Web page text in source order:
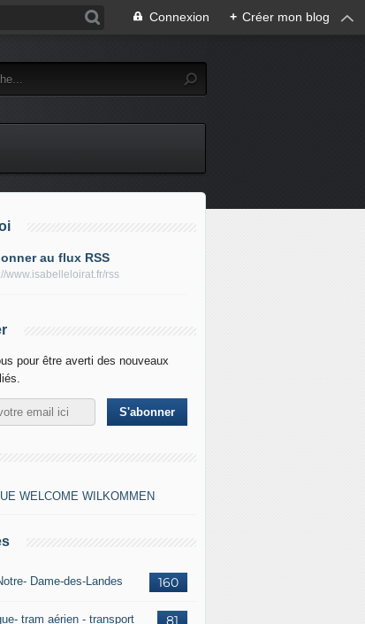
Connexion + Créer mon blog
au flux RSS
www.isabelleloirat.fr/rss
pour être averti des nouveaux
WELCOME WILKOMMEN
160
Dame-des-Landes
81
tram aérien - transport